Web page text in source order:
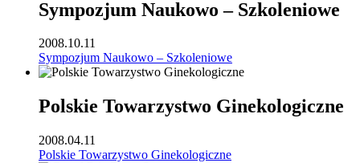
Sympozjum Naukowo – Szkoleniowe
2008.10.11
Sympozjum Naukowo – Szkoleniowe
Polskie Towarzystwo Ginekologiczne
2008.04.11
Polskie Towarzystwo Ginekologiczne